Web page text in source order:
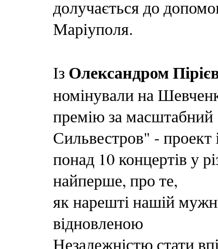
долучається до
Маріуполя.
Із Олександром
номінували на
премію за
Сильвестров" - проект
понад 10 концертів у
найперше, про те,
як нарешті нашій
відновленою
Незалежністю стати